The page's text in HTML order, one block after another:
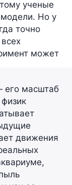
ученые
Но у
точно
может
его масштаб
физик
движения